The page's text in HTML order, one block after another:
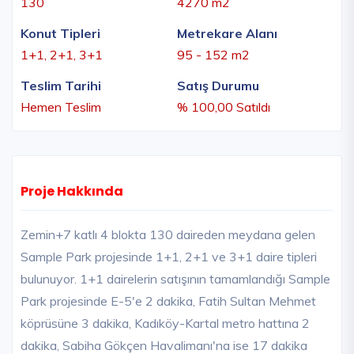
Konut Tipleri
1+1, 2+1, 3+1
Metrekare Alanı
95 - 152 m2
Teslim Tarihi
Hemen Teslim
Satış Durumu
% 100,00 Satıldı
Proje Hakkında
Zemin+7 katlı 4 blokta 130 daireden meydana gelen
Sample Park projesinde 1+1, 2+1 ve 3+1 daire tipleri
bulunuyor. 1+1 dairelerin satışının tamamlandığı Sample
Park projesinde E-5'e 2 dakika, Fatih Sultan Mehmet
köprüsüne 3 dakika, Kadıköy-Kartal metro hattına 2
dakika, Sabiha Gökçen Havalimanı'na ise 17 dakika